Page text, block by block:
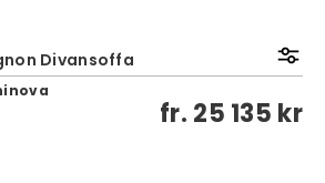
Divansoffa
fr. 25 135 kr